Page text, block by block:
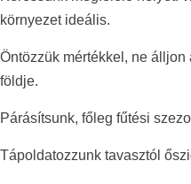
környezet ideális.
Öntözzük mértékkel, ne
földje.
Párásítsunk, főleg fűtési
Tápoldatozzunk tavasztól